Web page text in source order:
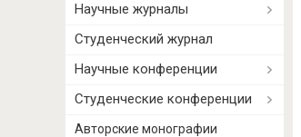
Научные журналы
Студенческий журнал
Научные конференции
Студенческие конференции
Авторские монографии